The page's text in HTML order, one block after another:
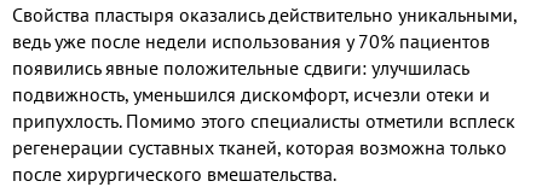
Свойства пластыря оказались действительно уникальными,
ведь уже после недели использования у 70% пациентов
появились явные положительные сдвиги: улучшилась
подвижность, уменьшился дискомфорт, исчезли отеки и
припухлость. Помимо этого специалисты отметили всплеск
регенерации суставных тканей, которая возможна только
после хирургического вмешательства.